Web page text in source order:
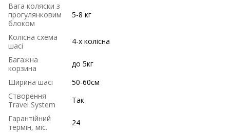
Вага коляски з
прогулянковим
блоком
5-8 кг
Колісна схема
шасі
4-х колісна
Багажна
корзина
до 5кг
Ширина шасі
50-60см
Створення
Travel System
Так
Гарантійний
термін, міс.
24